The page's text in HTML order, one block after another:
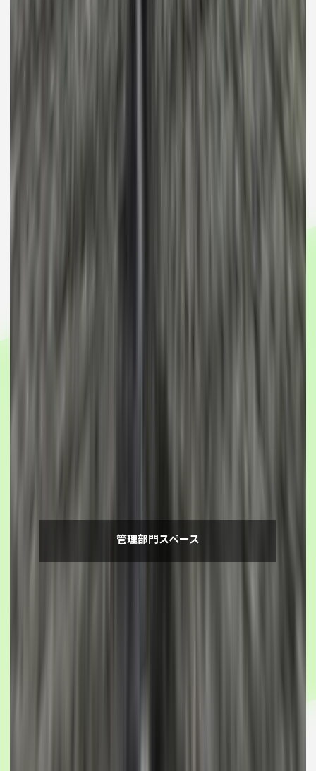
管理部門スペース